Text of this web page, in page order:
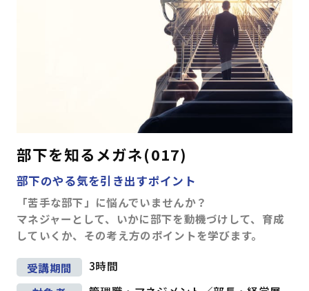
部下を知るメガネ(017)
部下のやる気を引き出すポイント
「苦手な部下」に悩んでいませんか？
マネジャーとして、いかに部下を動機づけして、育成
していくか、その考え方のポイントを学びます。
受講期間
3時間
(17)
ファシリテーション・会議運営(4)
部下育成・コーチング(17)
セルフマネジメント(36)
リーダーシップ
(23)
専門知識・スキル
生産性向上・タイムマネジメント(17)
プロジェクトマネジメント (12)
ビジネス文書・資料作成
ITリテラシー（PC・DX)